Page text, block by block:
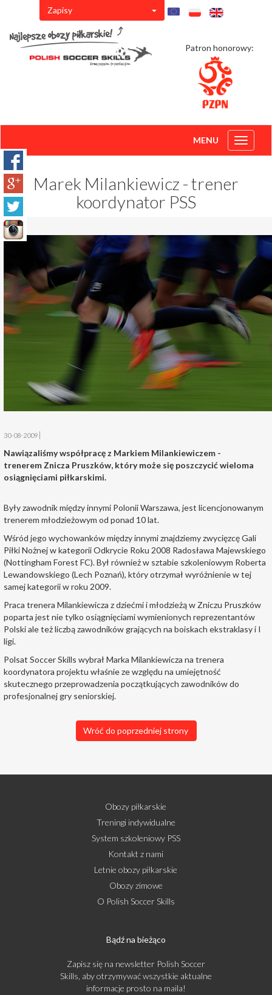
Zapisy
Patron honorowy:
Toggle
MENU
Marek Milankiewicz - trener
koordynator PSS
30-08-2009
Nawiązaliśmy współpracę z Markiem Milankiewiczem -
trenerem Znicza Pruszków, który może się poszczycić wieloma
osiągnięciami piłkarskimi.
Były zawodnik między innymi Polonii Warszawa, jest licencjonowanym
trenerem młodzieżowym od ponad 10 lat.
Wśród jego wychowanków między innymi znajdziemy zwycięzcę Gali
Piłki Nożnej w kategorii Odkrycie Roku 2008 Radosława Majewskiego
(Nottingham Forest FC). Był również w sztabie szkoleniowym Roberta
Lewandowskiego (Lech Poznań), który otrzymał wyróżnienie w tej
samej kategorii w roku 2009.
Praca trenera Milankiewicza z dziećmi i młodzieżą w Zniczu Pruszków
poparta jest nie tylko osiągnięciami wymienionych reprezentantów
Polski ale też liczbą zawodników grających na boiskach ekstraklasy i I
ligi.
Polsat Soccer Skills wybrał Marka Milankiewicza na trenera
koordynatora projektu właśnie ze względu na umiejętność
skutecznego przeprowadzenia początkujących zawodników do
profesjonalnej gry seniorskiej.
Wróć do poprzedniej strony
Obozy piłkarskie
Treningi indywidualne
System szkoleniowy PSS
Kontakt z nami
Letnie obozy piłkarskie
Obozy zimowe
O Polish Soccer Skills
Bądź na bieżąco
Zapisz się na newsletter Polish Soccer
Skills, aby otrzymywać wszystkie aktualne
informacje prosto na maila!